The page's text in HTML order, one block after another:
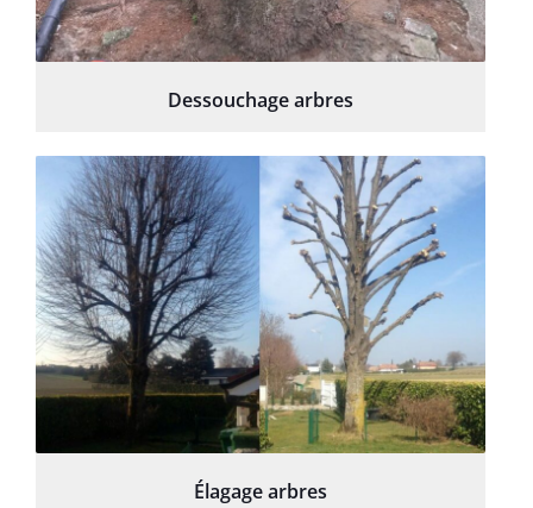
Dessouchage arbres
Élagage arbres